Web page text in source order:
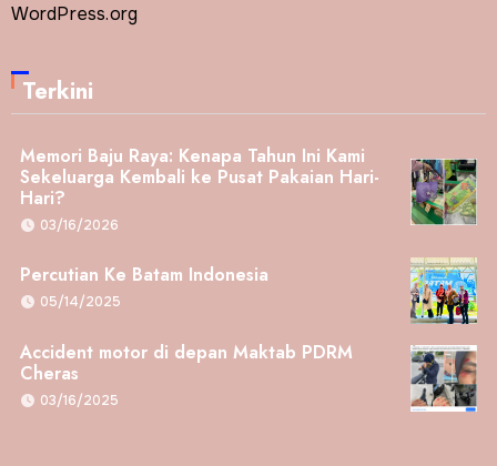
WordPress.org
Terkini
Memori Baju Raya: Kenapa Tahun Ini Kami
Sekeluarga Kembali ke Pusat Pakaian Hari-
Hari?
03/16/2026
Percutian Ke Batam Indonesia
05/14/2025
Accident motor di depan Maktab PDRM
Cheras
03/16/2025